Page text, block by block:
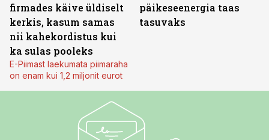
firmades käive üldiselt
kerkis, kasum samas
nii kahekordistus kui
ka sulas pooleks
E-Piimast laekumata piimaraha
on enam kui 1,2 miljonit eurot
päikeseenergia taas
tasuvaks